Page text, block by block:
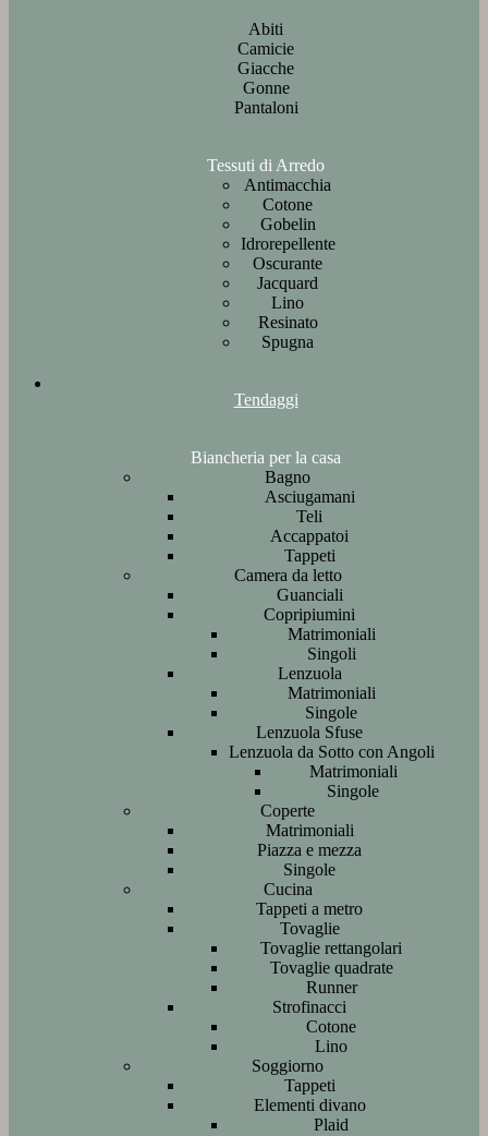
Abiti
Camicie
Giacche
Gonne
Pantaloni
Tessuti di Arredo
Antimacchia
Cotone
Gobelin
Idrorepellente
Oscurante
Jacquard
Lino
Resinato
Spugna
Tendaggi
Biancheria per la casa
Bagno
Asciugamani
Teli
Accappatoi
Tappeti
Camera da letto
Guanciali
Copripiumini
Matrimoniali
Singoli
Lenzuola
Matrimoniali
Singole
Lenzuola Sfuse
Lenzuola da Sotto con Angoli
Matrimoniali
Singole
Coperte
Matrimoniali
Piazza e mezza
Singole
Cucina
Tappeti a metro
Tovaglie
Tovaglie rettangolari
Tovaglie quadrate
Runner
Strofinacci
Cotone
Lino
Soggiorno
Tappeti
Elementi divano
Plaid